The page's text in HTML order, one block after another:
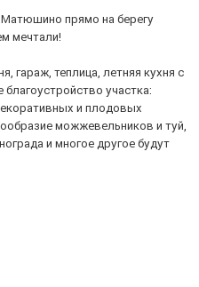
прямо на берегу
мечтали!
гараж, теплица, летняя кухня с
участка:
и плодовых
можжевельников и туй,
и многое другое будут